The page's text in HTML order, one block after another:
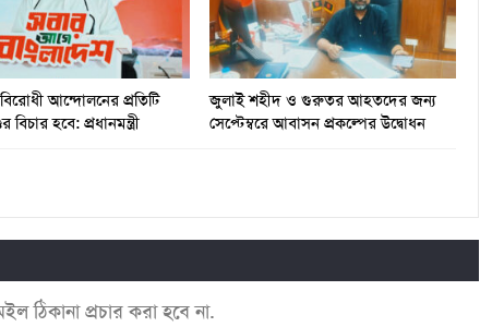
আন্দোলনের প্রতিটি
বিচার হবে: প্রধানমন্ত্রী
জুলাই শহীদ ও গুরুতর আহতদের জন্য
সেপ্টেম্বরে আবাসন প্রকল্পের উদ্বোধন
ঠিকানা প্রচার করা হবে না.